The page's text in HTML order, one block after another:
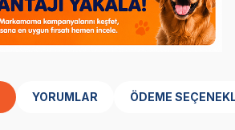
YORUMLAR ÖDEME